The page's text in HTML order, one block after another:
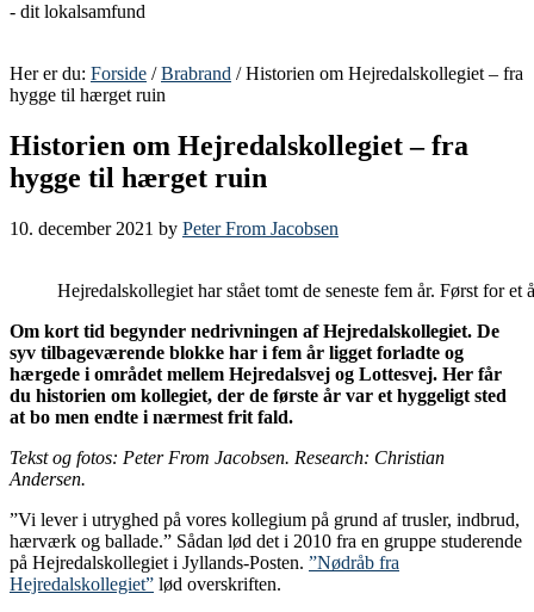
- dit lokalsamfund
Her er du: Forside /Brabrand / Historien om Hejredalskollegiet – fra
hygge til hærget ruin
Historien om Hejredalskollegiet – fra
hygge til hærget ruin
10. december 2021 by Peter From Jacobsen
Hejredalskollegiet har stået tomt de seneste fem år. Først for
Om kort tid begynder nedrivningen af Hejredalskollegiet. De
syv tilbageværende blokke har i fem år ligget forladte og
hærgede i området mellem Hejredalsvej og Lottesvej. Her får
du historien om kollegiet, der de første år var et hyggeligt sted
at bo men endte i nærmest frit fald.
Tekst og fotos: Peter From Jacobsen. Research: Christian
Andersen.
”Vi lever i utryghed på vores kollegium på grund af trusler, indbrud,
hærværk og ballade.” Sådan lød det i 2010 fra en gruppe studerende
på Hejredalskollegiet i Jyllands-Posten. ”Nødråb fra
Hejredalskollegiet” lød overskriften.